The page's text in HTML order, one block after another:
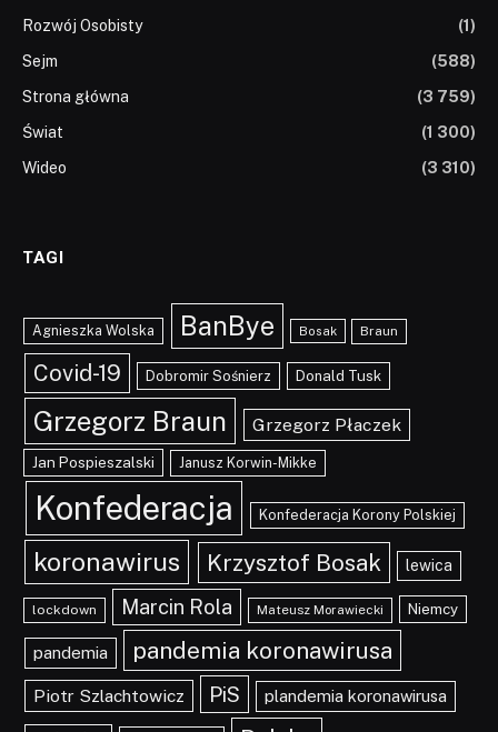
Rozwój Osobisty
(1)
Sejm
(588)
Strona główna
(3 759)
Świat
(1 300)
Wideo
(3 310)
TAGI
Agnieszka Wolska BanBye Bosak Braun
Covid-19 Dobromir Sośnierz Donald Tusk
Grzegorz Braun Grzegorz Płaczek
Jan Pospieszalski Janusz Korwin-Mikke
Konfederacja Konfederacja Korony Polskiej
koronawirus Krzysztof Bosak lewica
lockdown Marcin Rola Mateusz Morawiecki Niemcy
pandemia pandemia koronawirusa
Piotr Szlachtowicz PiS plandemia koronawirusa